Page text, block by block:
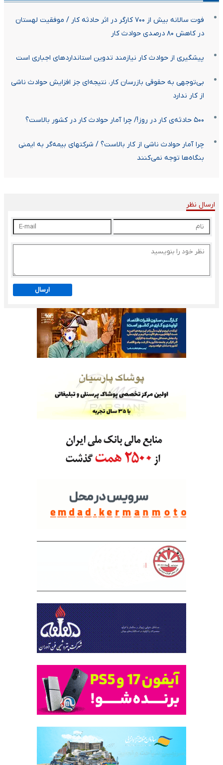
فوت سالانه بیش از ۷۰۰ کارگر در اثر حادثه کار / موفقیت لهستان
در کاهش ۸۰ درصدی حوادث کار
پیشگیری از حوادث کار نیازمند تدوین استانداردهای اجباری است
بی‌توجهی به حقوقی بازرسان کار، نتیجه‌ای جز افزایش حوادث ناشی
از کار ندارد
۵۰۰ حادثه‌ی کار در روز!/ چرا آمار حوادث کار در کشور بالاست؟
چرا آمار حوادث ناشی از کار بالاست؟ / شرکتهای بیمه‌گر به ایمنی
بنگاه‌ها توجه نمی‌کنند
ارسال نظر
ارسال